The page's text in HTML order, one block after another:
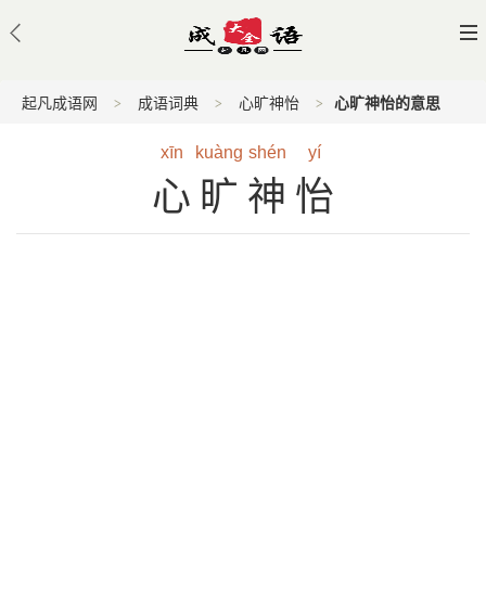
起凡成语网 成语词典 心旷神怡 心旷神怡的意思
xīn kuàng shén yí
心旷神怡